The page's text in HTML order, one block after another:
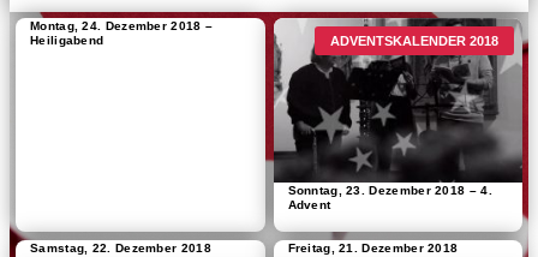
Montag, 24. Dezember 2018 –
Heiligabend
ADVENTSKALENDER 2018
Sonntag, 23. Dezember 2018 – 4.
Advent
Samstag, 22. Dezember 2018 Freitag, 21. Dezember 2018